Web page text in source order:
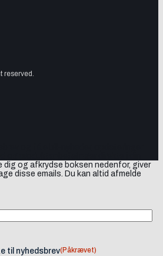
dig og afkrydse boksen nedenfor, giver
disse emails. Du kan altid afmelde
til nyhedsbrev(Påkrævet)